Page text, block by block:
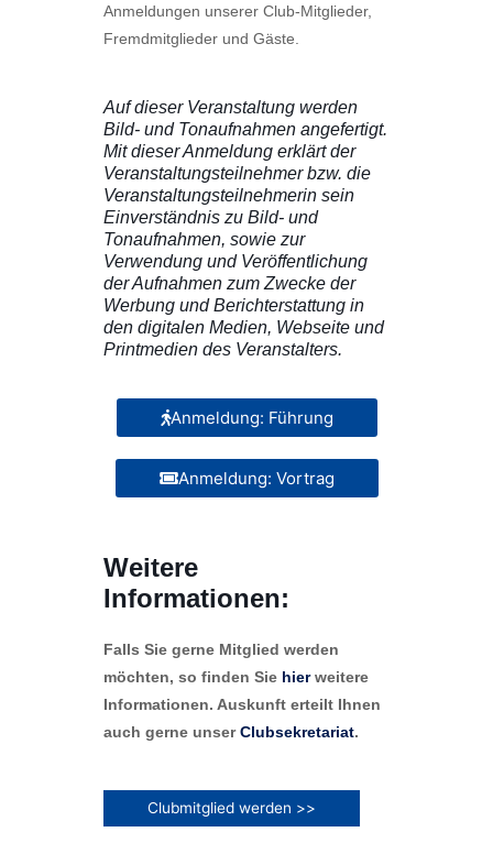
Anmeldungen unserer Club-Mitglieder,
Fremdmitglieder und Gäste.
Auf dieser Veranstaltung werden
Bild- und Tonaufnahmen angefertigt.
Mit dieser Anmeldung erklärt der
Veranstaltungsteilnehmer bzw. die
Veranstaltungsteilnehmerin sein
Einverständnis zu Bild- und
Tonaufnahmen, sowie zur
Verwendung und Veröffentlichung
der Aufnahmen zum Zwecke der
Werbung und Berichterstattung in
den digitalen Medien, Webseite und
Printmedien des Veranstalters.
Anmeldung: Führung
Anmeldung: Vortrag
Weitere
Informationen:
Falls Sie gerne Mitglied werden
möchten, so finden Sie hierweitere
Informationen. Auskunft erteilt Ihnen
auch gerne unser Clubsekretariat.
Clubmitglied werden >>